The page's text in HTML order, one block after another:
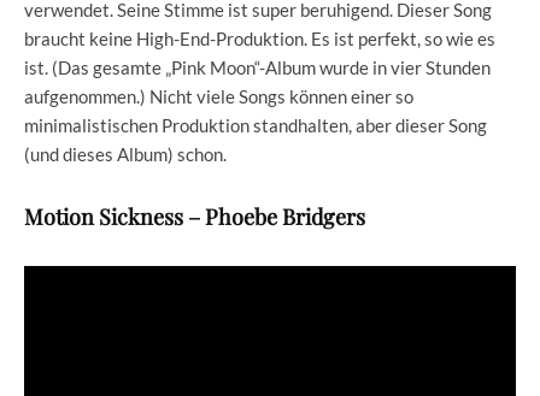
verwendet. Seine Stimme ist super beruhigend. Dieser Song
braucht keine High-End-Produktion. Es ist perfekt, so wie es
ist. (Das gesamte „Pink Moon“-Album wurde in vier Stunden
aufgenommen.) Nicht viele Songs können einer so
minimalistischen Produktion standhalten, aber dieser Song
(und dieses Album) schon.
Motion Sickness – Phoebe Bridgers